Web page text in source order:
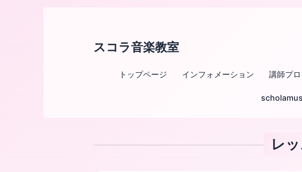
スコラ音楽教室
トップページ インフォメーション 講師プ
レ